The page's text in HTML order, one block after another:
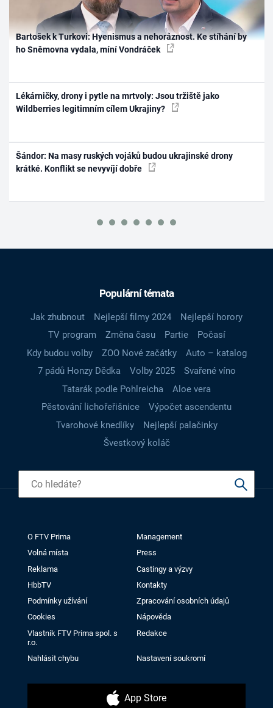
Bartošek k Turkovi: Hyenismus a nehoráznost. Ke stíhání by
ho Sněmovna vydala, míní Vondráček
Lékárničky, drony i pytle na mrtvoly: Jsou tržiště jako
Wildberries legitimním cílem Ukrajiny?
Šándor: Na masy ruských vojáků budou ukrajinské drony
krátké. Konflikt se nevyvíjí dobře
Populární témata
Jak zhubnout Nejlepší filmy 2024
Nejlepší horory
TV program
Změna času Partie
Počasí
Kdy budou volby
ZOO Nové začátky
Auto – katalog
7 pádů Honzy Dědka
Volby 2025
Svařené víno
Tatarák podle Pohlreicha
Aloe vera
Pěstování lichořeřišnice
Výpočet ascendentu
Tvarohové knedlíky
Nejlepší palačinky
Švestkový koláč
O FTV Prima
Management
Volná místa
Press
Reklama
Castingy a výzvy
HbbTV
Kontakty
Podmínky užívání
Zpracování osobních údajů
Cookies
Nápověda
Vlastník FTV Prima spol. s
r.o.
Redakce
Nahlásit chybu Nastavení soukromí
App Store